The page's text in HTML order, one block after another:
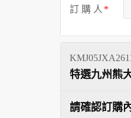
訂 購 人
特選九州熊
請確認訂購